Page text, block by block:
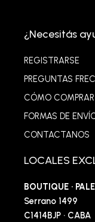
¿Necesitás
REGISTRARSE
PREGUNTAS
CÓMO COMPRAR
FORMAS DE
CONTACTANOS
LOCALES
BOUTIQUE ·
Serrano 1499
C1414BJP · CABA